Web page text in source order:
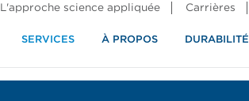
L'approche science appliquée Carrières
SERVICES À PROPOS DURABILITÉ